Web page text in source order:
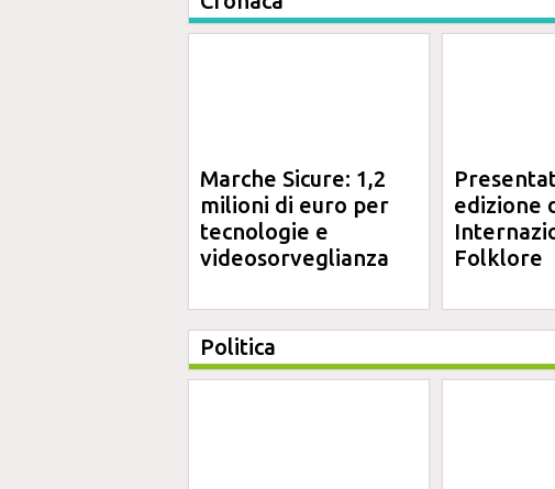
Marche Sicure: 1,2
milioni di euro per
tecnologie e
videosorveglianza
edizione
Folklore
Politica